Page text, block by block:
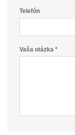
Telefón
Vaša otázka *